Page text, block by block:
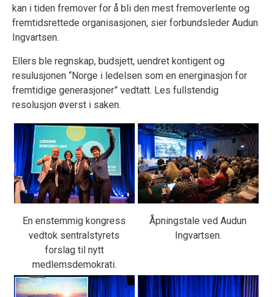
kan i tiden fremover for å bli den mest fremoverlente og
fremtidsrettede organisasjonen, sier forbundsleder Audun
Ingvartsen.
Ellers ble regnskap, budsjett, uendret kontigent og
resulusjonen “Norge i ledelsen som en energinasjon for
fremtidige generasjoner” vedtatt. Les fullstendig
resolusjon øverst i saken.
En enstemmig kongress
vedtok sentralstyrets
forslag til nytt
medlemsdemokrati.
Åpningstale ved Audun
Ingvartsen.